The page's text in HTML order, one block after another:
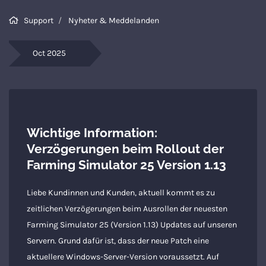
Support Nyheter & Meddelanden
Oct 2025
Wichtige Information:
Verzögerungen beim Rollout der
Farming Simulator 25 Version 1.13
Liebe Kundinnen und Kunden, aktuell kommt es zu
zeitlichen Verzögerungen beim Ausrollen der neuesten
Farming Simulator 25 (Version 1.13) Updates auf unseren
Servern. Grund dafür ist, dass der neue Patch eine
aktuellere Windows-Server-Version voraussetzt. Auf